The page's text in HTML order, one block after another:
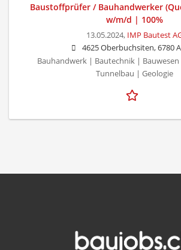
Baustoffprüfer / Bauhandwerker
w/m/d | 100%
13.05.2024, IMP Bautest
4625 Oberbuchsiten, 6780
Bauhandwerk | Bautechnik |
Tunnelbau | Geologie